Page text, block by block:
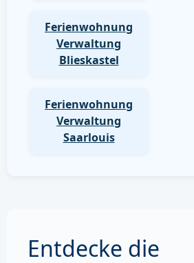
Ferienwohnung
Verwaltung
Blieskastel
Ferienwohnung
Verwaltung
Saarlouis
Entdecke die